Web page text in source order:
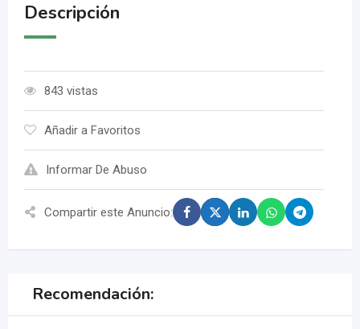
Descripción
843 vistas
Añadir a Favoritos
Informar De Abuso
Compartir este Anuncio:
Recomendación: